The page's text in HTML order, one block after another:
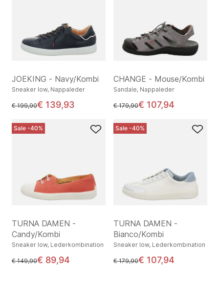
JOEKING - Navy/Kombi
Sneaker low, Nappaleder
statt
€ 199,90€ 139,93
CHANGE - Mouse/Kombi
Sandale, Nappaleder
statt
€ 179,90€ 107,94
Sale -40%
TURNA DAMEN -
Candy/Kombi
Sneaker low, Lederkombination
statt
€ 149,90€ 89,94
Sale -40%
TURNA DAMEN -
Bianco/Kombi
Sneaker low, Lederkombination
statt
€ 179,90€ 107,94